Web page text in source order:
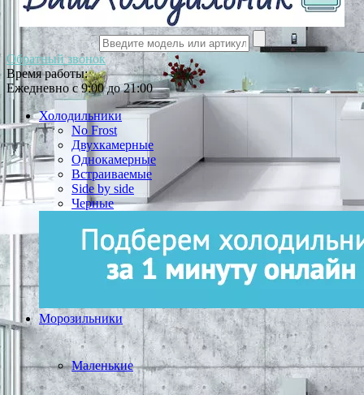
Обратный звонок
Время работы:
Ежедневно с 9:00 до 21:00
Холодильники
No Frost
Двухкамерные
Однокамерные
Встраиваемые
Side by side
Черные
Морозильники
Маленькие